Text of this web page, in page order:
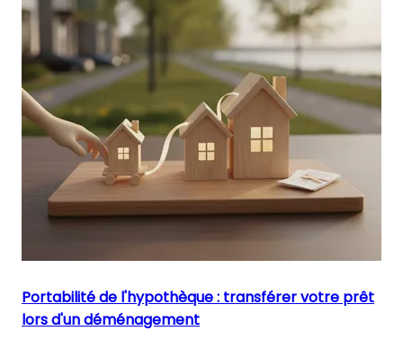
Portabilité de l'hypothèque : transférer votre prêt
lors d'un déménagement